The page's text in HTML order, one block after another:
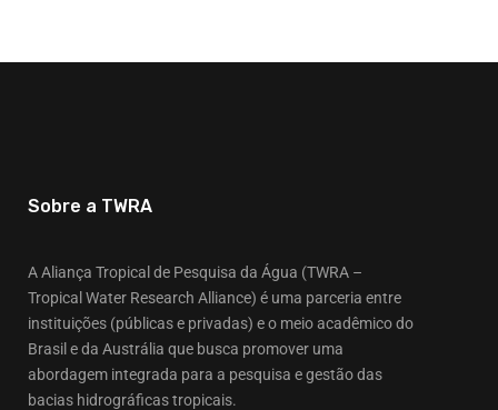
Sobre a TWRA
A Aliança Tropical de Pesquisa da Água (TWRA –
Tropical Water Research Alliance) é uma parceria entre
instituições (públicas e privadas) e o meio acadêmico do
Brasil e da Austrália que busca promover uma
abordagem integrada para a pesquisa e gestão das
bacias hidrográficas tropicais.